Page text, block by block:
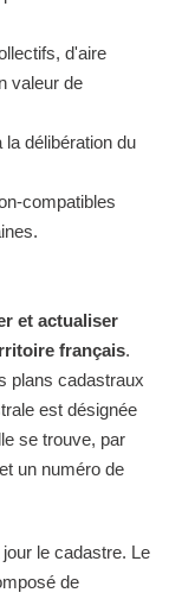
d'aire
valeur de
délibération du
compatibles
et actualiser
français.
plans cadastraux
est désignée
se trouve, par
un numéro de
le cadastre. Le
de